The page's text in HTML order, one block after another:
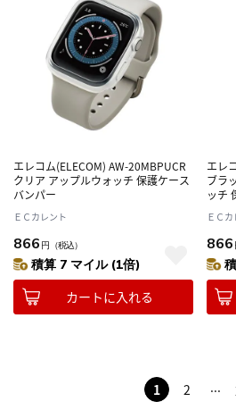
エレコム(ELECOM) AW-20MBPUCR
クリア アップルウォッチ 保護ケース
バンパー
ＥＣカレント
866 円 （税込）
積算 7 マイル (1倍)
カートに入れる
エレ
ブラ
ッチ
ＥＣ
866
1 2